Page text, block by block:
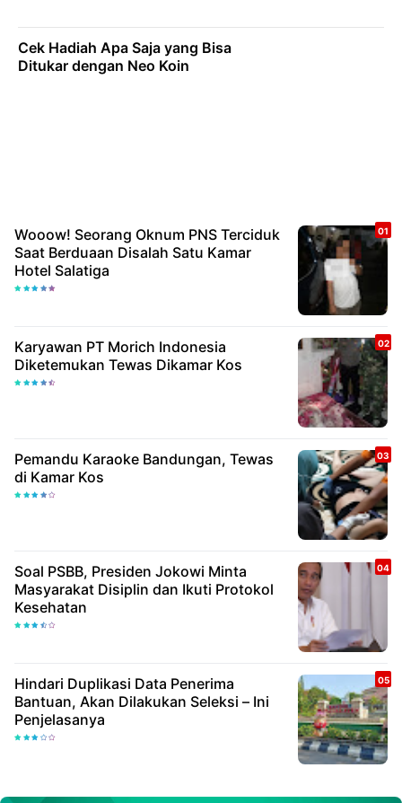
Cek Hadiah Apa Saja yang Bisa
Ditukar dengan Neo Koin
Wooow! Seorang Oknum PNS Terciduk
Saat Berduaan Disalah Satu Kamar
Hotel Salatiga
Karyawan PT Morich Indonesia
Diketemukan Tewas Dikamar Kos
Pemandu Karaoke Bandungan, Tewas
di Kamar Kos
Soal PSBB, Presiden Jokowi Minta
Masyarakat Disiplin dan Ikuti Protokol
Kesehatan
Hindari Duplikasi Data Penerima
Bantuan, Akan Dilakukan Seleksi – Ini
Penjelasanya